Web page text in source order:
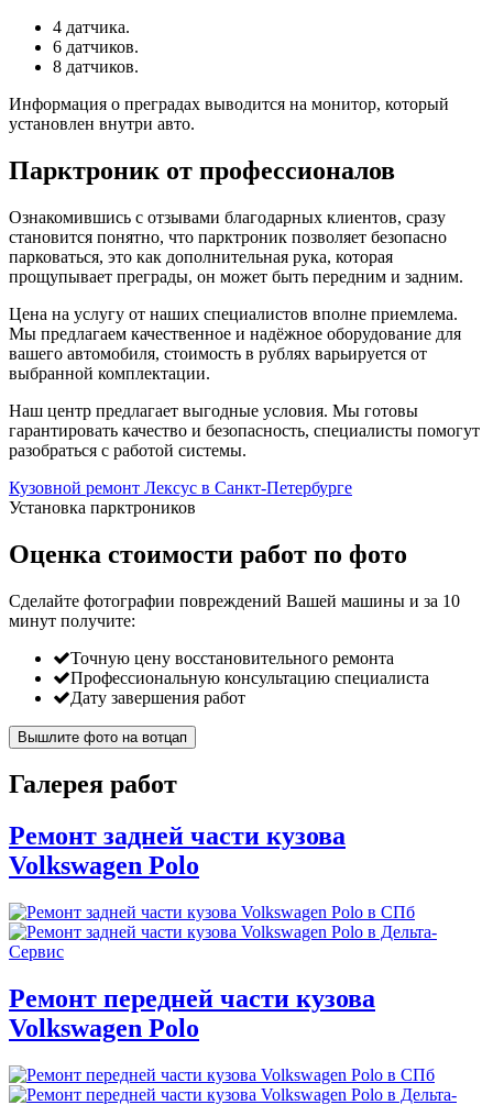
4 датчика.
6 датчиков.
8 датчиков.
Информация о преградах выводится на монитор, который
установлен внутри авто.
Парктроник от профессионалов
Ознакомившись с отзывами благодарных клиентов, сразу
становится понятно, что парктроник позволяет безопасно
парковаться, это как дополнительная рука, которая
прощупывает преграды, он может быть передним и задним.
Цена на услугу от наших специалистов вполне приемлема.
Мы предлагаем качественное и надёжное оборудование для
вашего автомобиля, стоимость в рублях варьируется от
выбранной комплектации.
Наш центр предлагает выгодные условия. Мы готовы
гарантировать качество и безопасность, специалисты помогут
разобраться с работой системы.
Кузовной ремонт Лексус в Санкт-Петербурге
Установка парктроников
Оценка стоимости работ по фото
Сделайте фотографии повреждений Вашей машины и за 10
минут получите:
Точную цену восстановительного ремонта
Профессиональную консультацию специалиста
Дату завершения работ
Вышлите фото на вотцап
Галерея работ
Ремонт задней части кузова
Volkswagen Polo
Ремонт передней части кузова
Volkswagen Polo